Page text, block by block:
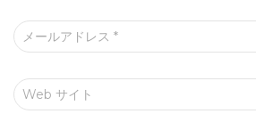
メールアドレス *
Web サイト